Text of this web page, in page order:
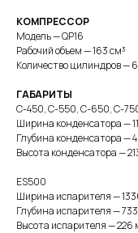
КОМПРЕССОР
Модель — QP16
Рабочий объем — 163 см³
Количество цилиндров — 6
ГАБАРИТЫ
С-450, С-550, С-650, С-
Ширина конденсатора —
Глубина конденсатора —
Высота конденсатора —
ES500
Ширина испарителя —
Глубина испарителя —
Высота испарителя — 226